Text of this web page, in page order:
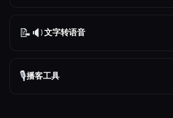
📝🔉 文字转语音
🎙️播客工具